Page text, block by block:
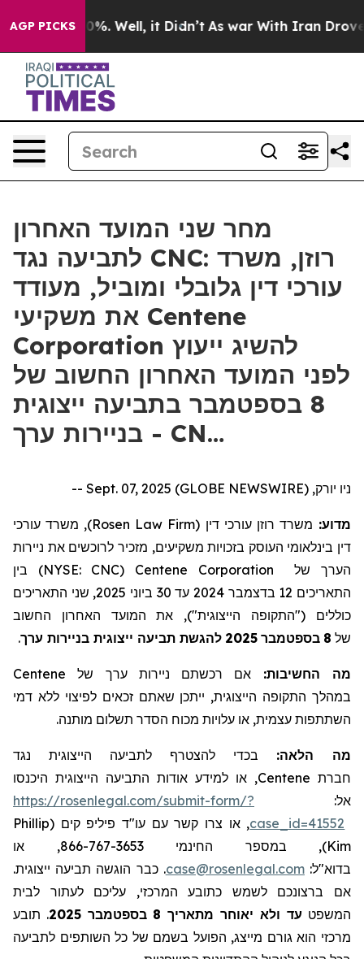
AGP PICKS40%. Well, it Didn’t As war With Iran Drove oil
מחר שני המועד האחרון
לתביעה נגד CNC: רוזן, משרד
עורכי דין גלובלי ומוביל, מעודד
את משקיעי Centene
Corporation להשיג ייעוץ
לפני המועד האחרון החשוב של
8 בספטמבר בתביעה ייצוגית
בניירות ערך - CN…
ניו יורק, Sept. 07, 2025 (GLOBE NEWSWIRE) --
מדוע: משרד רוזן עורכי דין (Rosen Law Firm), משרד עורכי
דין בינלאומי העוסק בזכויות משקיעים, מזכיר לרוכשים את ניירות
הערך של
Centene Corporation
(
NYSE: CNC) בין
התאריכים 12 בדצמבר 2024 עד 30 ביוני
2025, שני התאריכים
כוללים ("התקופה הייצוגית"), את המועד האחרון החשוב
של 8 בספטמבר 2025 להגשת תביעה ייצוגית בניירות ערך.
מה החשיבות: אם רכשתם ניירות ערך של Centene
במהלך התקופה הייצוגית, ייתכן שאתם זכאים לפיצוי ללא דמי
השתתפות עצמית, או עלויות מכוח הסדר תשלום מותנה.
מה הלאה: בכדי להצטרף לתביעה הייצוגית נגד
חברת Centene, או למידע אודות התביעה הייצוגית היכנסו
אל: https://rosenlegal.com/submit-form/?
case_id=41552, או צרו קשר עם עו"ד פיליפ קים (Phillip
Kim
), במספר החינמי 866-767-3653, או
בדוא"ל:case@rosenlegal.com. כבר הוגשה תביעה ייצוגית.
אם ברצונכם לשמש כתובע המרכזי, עליכם לעתור לבית
המשפט עד ולא יאוחר מתאריך 8 בספטמבר . תובע
מרכזי הוא גורם מייצג, הפועל בשמם של כל השותפים לתביעה